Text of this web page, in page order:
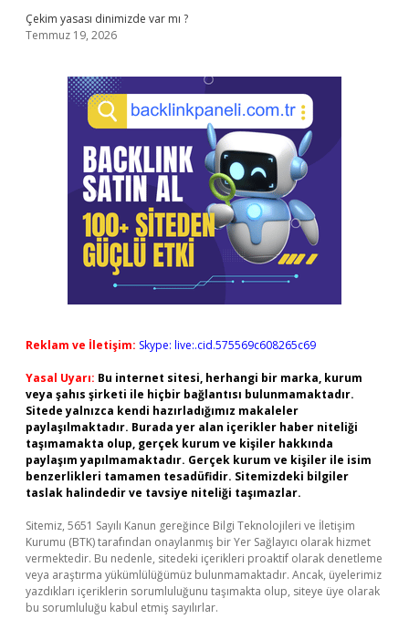
Çekim yasası dinimizde var mı ?
Temmuz 19, 2026
Reklam ve İletişim: Skype: live:.cid.575569c608265c69
Yasal Uyarı: Bu internet sitesi, herhangi bir marka, kurum
veya şahıs şirketi ile hiçbir bağlantısı bulunmamaktadır.
Sitede yalnızca kendi hazırladığımız makaleler
paylaşılmaktadır. Burada yer alan içerikler haber niteliği
taşımamakta olup, gerçek kurum ve kişiler hakkında
paylaşım yapılmamaktadır. Gerçek kurum ve kişiler ile isim
benzerlikleri tamamen tesadüfidir. Sitemizdeki bilgiler
taslak halindedir ve tavsiye niteliği taşımazlar.
Sitemiz, 5651 Sayılı Kanun gereğince Bilgi Teknolojileri ve İletişim
Kurumu (BTK) tarafından onaylanmış bir Yer Sağlayıcı olarak hizmet
vermektedir. Bu nedenle, sitedeki içerikleri proaktif olarak denetleme
veya araştırma yükümlülüğümüz bulunmamaktadır. Ancak, üyelerimiz
yazdıkları içeriklerin sorumluluğunu taşımakta olup, siteye üye olarak
bu sorumluluğu kabul etmiş sayılırlar.